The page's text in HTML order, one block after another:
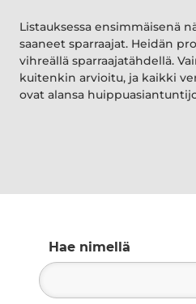
Listauksessa ensimmäisenä
saaneet sparraajat. Heidän
vihreällä sparraajatähdellä.
kuitenkin arvioitu, ja kaikki
ovat alansa
Hae nimellä